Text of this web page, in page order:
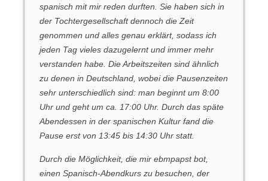
spanisch mit mir reden durften. Sie haben sich in
der Tochtergesellschaft dennoch die Zeit
genommen und alles genau erklärt, sodass ich
jeden Tag vieles dazugelernt und immer mehr
verstanden habe. Die Arbeitszeiten sind ähnlich
zu denen in Deutschland, wobei die Pausenzeiten
sehr unterschiedlich sind: man beginnt um 8:00
Uhr und geht um ca. 17:00 Uhr. Durch das späte
Abendessen in der spanischen Kultur fand die
Pause erst von 13:45 bis 14:30 Uhr statt.
Durch die Möglichkeit, die mir ebmpapst bot,
einen Spanisch-Abendkurs zu besuchen, der